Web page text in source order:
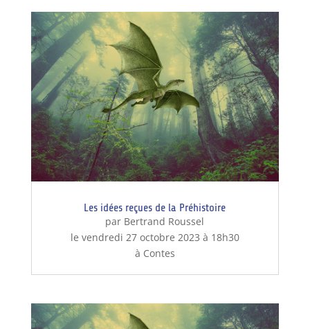
Les idées reçues de la Préhistoire
par Bertrand Roussel
le vendredi 27 octobre 2023 à 18h30
à Contes